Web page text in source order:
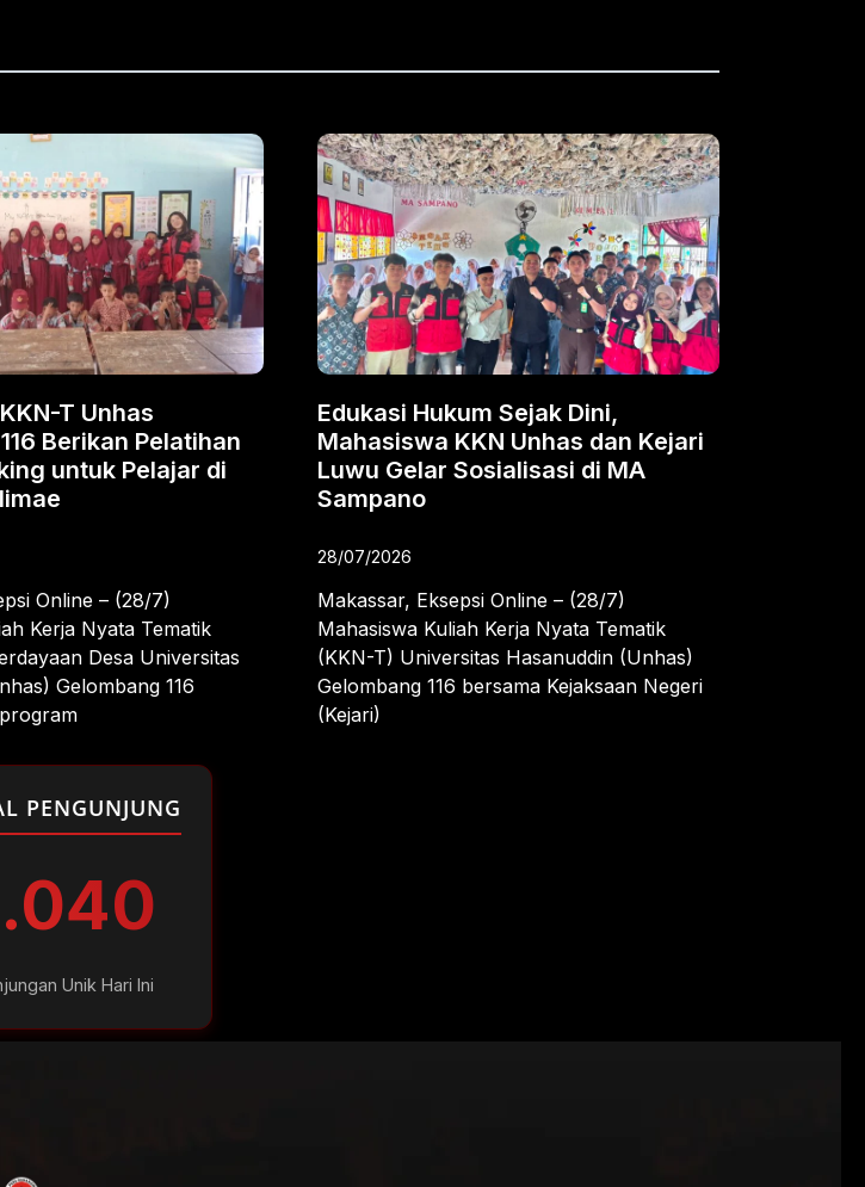
T Unhas
Berikan Pelatihan
untuk Pelajar di
Online – (28/7)
Kerja Nyata Tematik
Desa Universitas
Gelombang 116
Edukasi Hukum Sejak Dini,
Mahasiswa KKN Unhas dan Kejari
Luwu Gelar Sosialisasi di MA
Sampano
28/07/2026
Makassar, Eksepsi Online – (28/7)
Mahasiswa Kuliah Kerja Nyata Tematik
(KKN-T) Universitas Hasanuddin (Unhas)
Gelombang 116 bersama Kejaksaan Negeri
(Kejari)
PENGUNJUNG
Unik Hari Ini